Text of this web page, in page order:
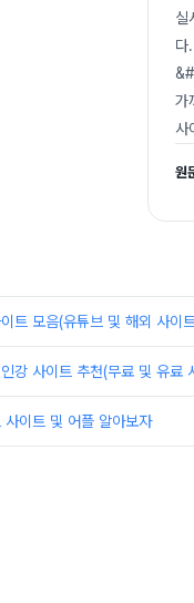
실
다
가
사
원
트 모음(유튜브 및 해외 사이
강 사이트 추천(무료 및 유료
사이트 및 어플 알아보자